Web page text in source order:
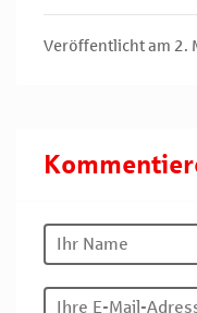
Veröffentlicht am 2.